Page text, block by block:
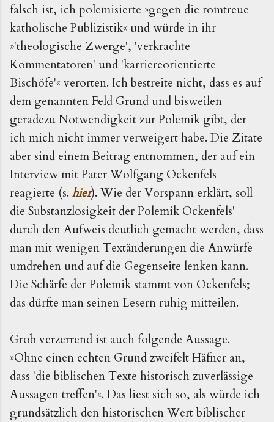
falsch ist, ich polemisierte »gegen die romtreue
katholische Publizistik« und würde in ihr
»'theologische Zwerge', 'verkrachte
Kommentatoren' und 'karriereorientierte
Bischöfe'« verorten. Ich bestreite nicht, dass es auf
dem genannten Feld Grund und bisweilen
geradezu Notwendigkeit zur Polemik gibt, der
ich mich nicht immer verweigert habe. Die Zitate
aber sind einem Beitrag entnommen, der auf ein
Interview mit Pater Wolfgang Ockenfels
reagierte (s. hier). Wie der Vorspann erklärt, soll
die Substanzlosigkeit der Polemik Ockenfels'
durch den Aufweis deutlich gemacht werden, dass
man mit wenigen Textänderungen die Anwürfe
umdrehen und auf die Gegenseite lenken kann.
Die Schärfe der Polemik stammt von Ockenfels;
das dürfte man seinen Lesern ruhig mitteilen.
Grob verzerrend ist auch folgende Aussage.
»Ohne einen echten Grund zweifelt Häfner an,
dass 'die biblischen Texte historisch zuverlässige
Aussagen treffen'«. Das liest sich so, als würde ich
grundsätzlich den historischen Wert biblischer